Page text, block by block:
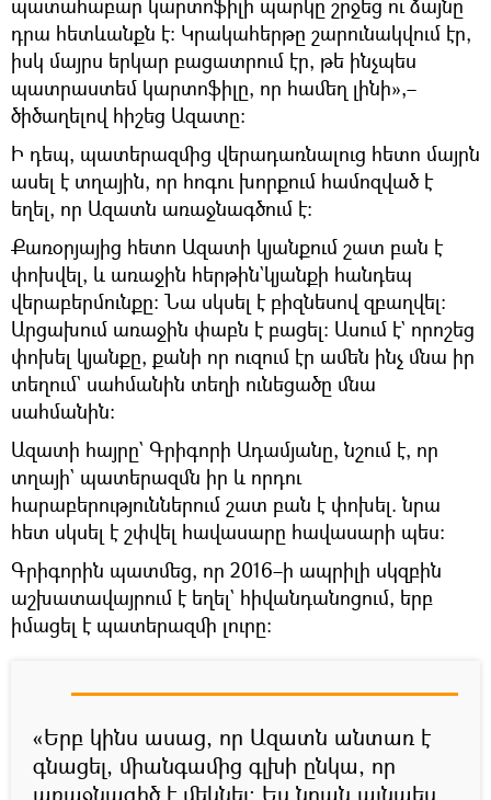
պատահաբար կարտոֆիլի պարկը շրջեց ու ձայնը
դրա հետևանքն է։ Կրակահերթը շարունակվում էր,
իսկ մայրս երկար բացատրում էր, թե ինչպես
պատրաստեմ կարտոֆիլը, որ համեղ լինի»,–
ծիծաղելով հիշեց Ազատը։
Ի դեպ, պատերազմից վերադառնալուց հետո մայրն
ասել է տղային, որ հոգու խորքում համոզված է
եղել, որ Ազատն առաջնագծում է։
Քառօրյայից հետո Ազատի կյանքում շատ բան է
փոխվել, և առաջին հերթին`կյանքի հանդեպ
վերաբերմունքը։ Նա սկսել է բիզնեսով զբաղվել։
Արցախում առաջին փաբն է բացել։ Ասում է` որոշեց
փոխել կյանքը, քանի որ ուզում էր ամեն ինչ մնա իր
տեղում` սահմանին տեղի ունեցածը մնա
սահմանին։
Ազատի հայրը` Գրիգորի Ադամյանը, նշում է, որ
տղայի` պատերազմն իր և որդու
հարաբերություններում շատ բան է փոխել. նրա
հետ սկսել է շփվել հավասարը հավասարի պես։
Գրիգորին պատմեց, որ 2016–ի ապրիլի սկզբին
աշխատավայրում է եղել` հիվանդանոցում, երբ
իմացել է պատերազմի լուրը։
«Երբ կինս ասաց, որ Ազատն անտառ է
գնացել, միանգամից գլխի ընկա, որ
առաջնագիծ է մեկնել։ Ես նրան այնպես